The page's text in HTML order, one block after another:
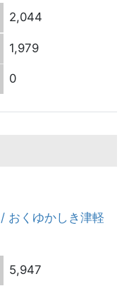
2,044
1,979
0
おくゆかしき津軽
5,947